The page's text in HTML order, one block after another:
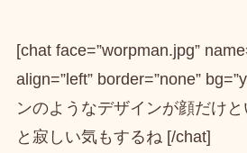
[chat face=”worpman.jpg”
align=”left” border=”none”
ンのようなデザインが顔だけ
と寂しい気もするね [/chat]